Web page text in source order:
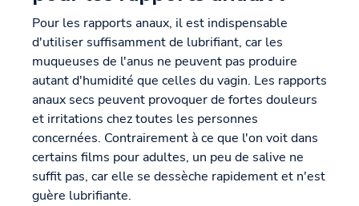
Pour les rapports anaux, il est indispensable
d'utiliser suffisamment de lubrifiant, car les
muqueuses de l'anus ne peuvent pas produire
autant d'humidité que celles du vagin. Les rapports
anaux secs peuvent provoquer de fortes douleurs
et irritations chez toutes les personnes
concernées. Contrairement à ce que l'on voit dans
certains films pour adultes, un peu de salive ne
suffit pas, car elle se dessèche rapidement et n'est
guère lubrifiante.